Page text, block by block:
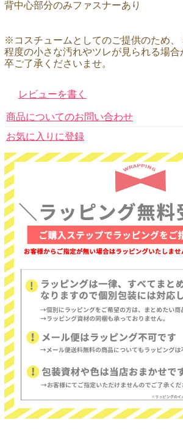
背中心部分のみファスナーあり
※コスチュームとしてのご提供のため、
程度の小さな汚れやツレが見られる場
卒ご了承くださいませ。
レビューを書く
商品についてのお問い合わせ
お気に入りに登録